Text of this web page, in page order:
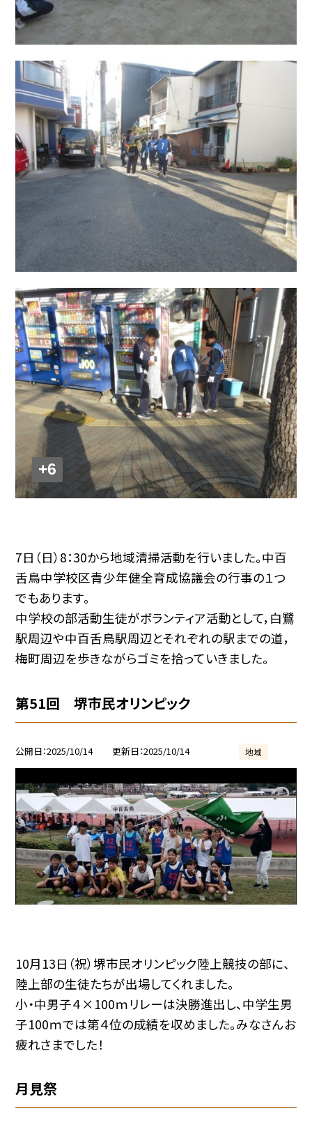
+6
7日（日）8：30から地域清掃活動を行いました。中百
舌鳥中学校区青少年健全育成協議会の行事の１つ
でもあります。
中学校の部活動生徒がボランティア活動として，白鷺
駅周辺や中百舌鳥駅周辺とそれぞれの駅までの道，
梅町周辺を歩きながらゴミを拾っていきました。
第51回 堺市民オリンピック
公開日 2025/10/14 更新日 2025/10/14 地域
10月13日（祝）堺市民オリンピック陸上競技の部に、
陸上部の生徒たちが出場してくれました。
小・中男子４×100ｍリレーは決勝進出し、中学生男
子100ｍでは第４位の成績を収めました。みなさんお
疲れさまでした！
月見祭